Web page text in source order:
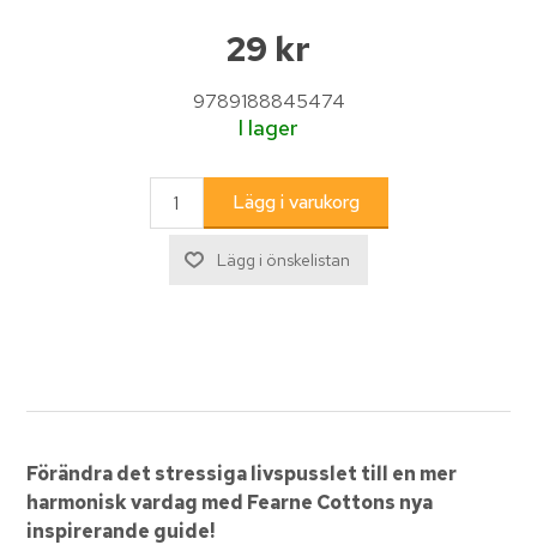
29 kr
9789188845474
I lager
Förändra det stressiga livspusslet till en mer
harmonisk vardag med Fearne Cottons nya
inspirerande guide!